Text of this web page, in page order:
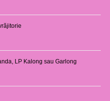
LP Kalong sau Garlong